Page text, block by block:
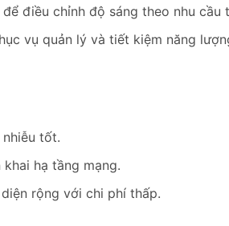
điều chỉnh độ sáng theo nhu cầu
vụ quản lý và tiết kiệm năng
tốt.
hạ tầng mạng.
rộng với chi phí thấp.